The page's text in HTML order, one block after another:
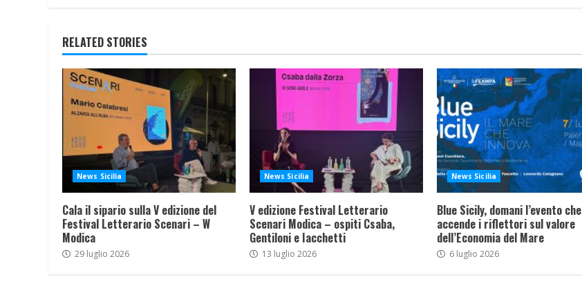
RELATED STORIES
News Sicilia
Cala il sipario sulla V edizione del
Festival Letterario Scenari – W
Modica
29 luglio 2026
News Sicilia
V edizione Festival Letterario
Scenari Modica – ospiti Csaba,
Gentiloni e Iacchetti
13 luglio 2026
News Sicilia
Blue Sicily, domani l’evento che
accende i riflettori sul valore
dell’Economia del Mare
6 luglio 2026